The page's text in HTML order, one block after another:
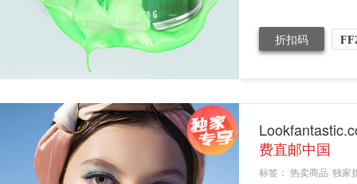
折扣码
费直邮中国
标签： 热卖商品 独家